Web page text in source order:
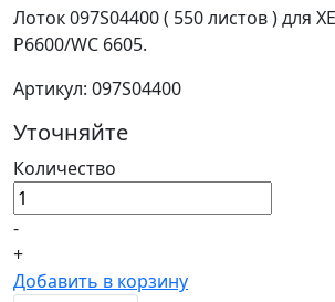
Лоток 097S04400 ( 550 листов ) для
P6600/WC 6605.
Артикул: 097S04400
Уточняйте
Количество
-
+
Добавить в корзину